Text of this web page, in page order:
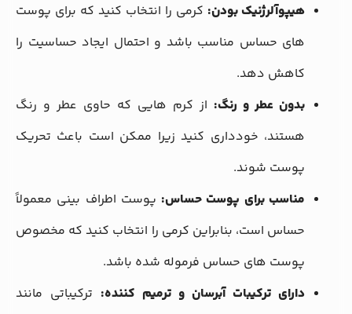
هیپوآلرژنیک بودن: کرمی را انتخاب کنید که برای پوست
‌های حساس مناسب باشد و احتمال ایجاد حساسیت را
کاهش دهد.
بدون عطر و رنگ: از کرم ‌هایی که حاوی عطر و رنگ
هستند، خودداری کنید زیرا ممکن است باعث تحریک
پوست شوند.
مناسب برای پوست حساس: پوست اطراف بینی معمولاً
حساس است، بنابراین کرمی را انتخاب کنید که مخصوص
پوست ‌های حساس فرموله شده باشد.
دارای ترکیبات آبرسان و ترمیم‌ کننده: ترکیباتی مانند